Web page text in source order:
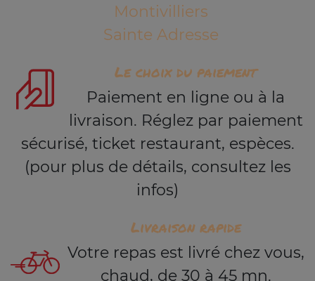
Montivilliers
Sainte Adresse
Le choix du paiement
Paiement en ligne ou à la
livraison. Réglez par paiement
sécurisé, ticket restaurant, espèces.
(pour plus de détails, consultez les
infos)
Livraison rapide
Votre repas est livré chez vous,
chaud, de 30 à 45 mn.